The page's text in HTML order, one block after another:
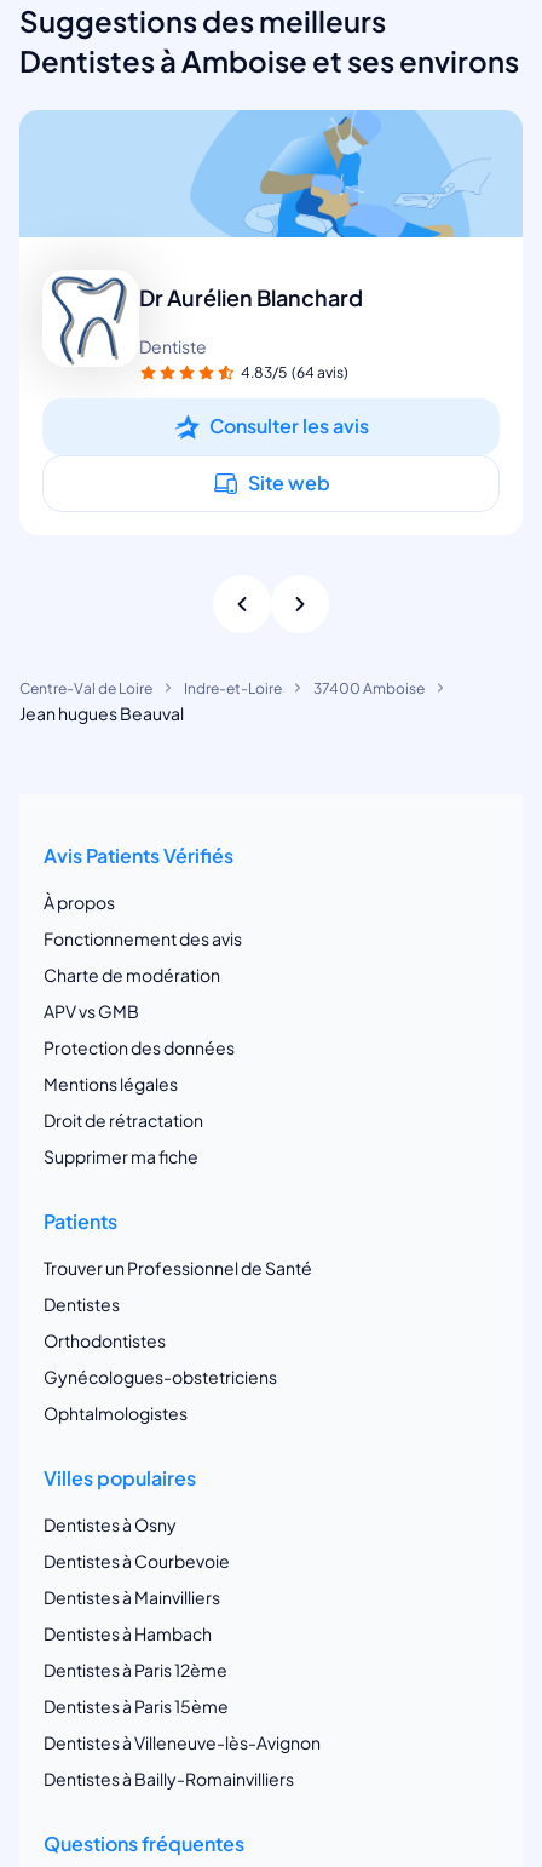
Suggestions des meilleurs
Dentistes à Amboise et ses environs
Dr Aurélien Blanchard
Dentiste
4.83/5 (64 avis)
Consulter les avis
Site web
Centre-Val de Loire Indre-et-Loire 37400 Amboise
Jean hugues Beauval
Avis Patients Vérifiés
À propos
Fonctionnement des avis
Charte de modération
APV vs GMB
Protection des données
Mentions légales
Droit de rétractation
Supprimer ma fiche
Patients
Trouver un Professionnel de Santé
Dentistes
Orthodontistes
Gynécologues-obstetriciens
Ophtalmologistes
Villes populaires
Dentistes à Osny
Dentistes à Courbevoie
Dentistes à Mainvilliers
Dentistes à Hambach
Dentistes à Paris 12ème
Dentistes à Paris 15ème
Dentistes à Villeneuve-lès-Avignon
Dentistes à Bailly-Romainvilliers
Questions fréquentes